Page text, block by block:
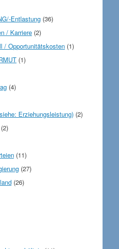
Entlastung(36)
/ Karriere (2)
/ Opportunitätskosten (1)
(1)
(4)
Erziehungsleistung) (2)
(11)
(27)
(26)